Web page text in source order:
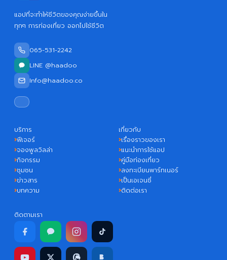
แอปที่จะทำให้ชีวิตของคุณง่ายขึ้นใน
ทุกๆ การท่องเที่ยว ออกไปใช้ชีวิต
065-531-2242
LINE @haadoo
Info@haadoo.co
บริการ
ฟีเจอร์
จองพูลวิลล่า
กิจกรรม
ชุมชน
ข่าวสาร
บทความ
เกี่ยวกับ
เรื่องราวของเรา
แนะนำการใช้แอป
คู่มือท่องเที่ยว
ลงทะเบียนพาร์ทเนอร์
เป็นเอเจนซี่
ติดต่อเรา
ติดตามเรา